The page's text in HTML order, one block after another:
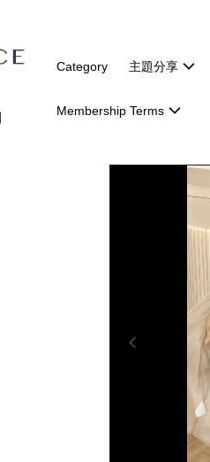
Category 主題分享
Membership Terms